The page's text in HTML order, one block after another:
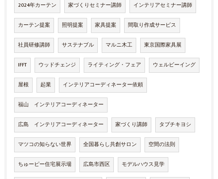
2024年カーテン 家づくりセミナー講師 インテリアセミナー講師
カーテン提案 照明提案 家具提案 間取り作成サービス
社員研修講師 サステナブル マルニ木工 東京国際家具展
IFFT ウッドチェンジ ライティング・フェア ウェルビーイング
屋根 起業 インテリアコーディネーター依頼
福山 インテリアコーディネーター
広島 インテリアコーディネーター 家づくり講師 タブチキヨシ
マツコの知らない世界 全国暮らし共創サロン 空間の法則
ちゅーピー住宅展示場 広島市西区 モデルハウス見学